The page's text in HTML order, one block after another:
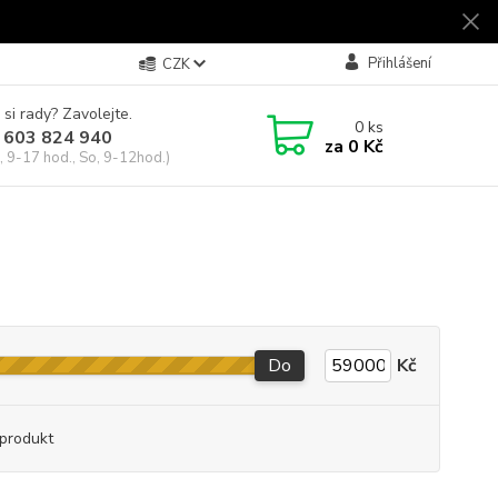
CZK Přihlášení
rady? Zavolejte.
824 940
9-17 hod., So, 9-12hod.)
0ks
za 0 Kč
Do Kč